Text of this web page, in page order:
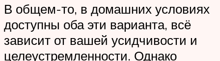
В общем-то, в домашних условиях
доступны оба эти варианта, всё
зависит от вашей усидчивости и
целеустремленности. Однако